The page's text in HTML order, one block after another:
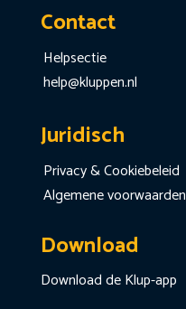
Contact
Helpsectie
help@kluppen.nl
Juridisch
Privacy & Cookiebeleid
Algemene voorwaarden
Download
Download de Klup-app